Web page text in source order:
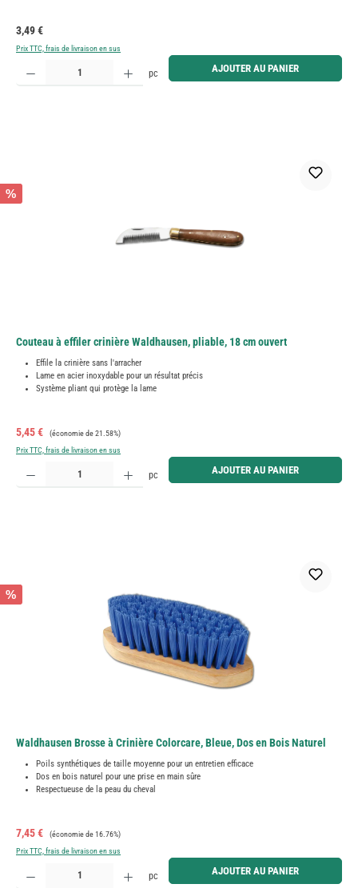
Prix régulier :
3,49 €
Prix TTC, frais de livraison en sus
Quantité de produit : Entrez la quantité souhaitée ou utilisez les boutons pour augmenter ou
pc AJOUTER AU PANIER
%
Couteau à effiler crinière Waldhausen, pliable, 18 cm ouvert
Effile la crinière sans l'arracher
Lame en acier inoxydable pour un résultat précis
Système pliant qui protège la lame
Prix de vente :
5,45 € Prix régulier :
(économie de 21.58%)
Prix TTC, frais de livraison en sus
Quantité de produit : Entrez la quantité souhaitée ou utilisez les boutons pour augmenter ou
pc AJOUTER AU PANIER
%
Waldhausen Brosse à Crinière Colorcare, Bleue, Dos en Bois Naturel
Poils synthétiques de taille moyenne pour un entretien efficace
Dos en bois naturel pour une prise en main sûre
Respectueuse de la peau du cheval
Prix de vente :
7,45 € Prix régulier :
(économie de 16.76%)
Prix TTC, frais de livraison en sus
Quantité de produit : Entrez la quantité souhaitée ou utilisez les boutons pour augmenter ou
pc AJOUTER AU PANIER